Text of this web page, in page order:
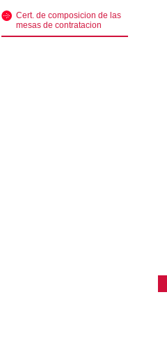
Cert. de composicion de las
mesas de contratacion